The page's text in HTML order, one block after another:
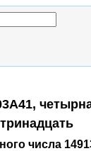
числа